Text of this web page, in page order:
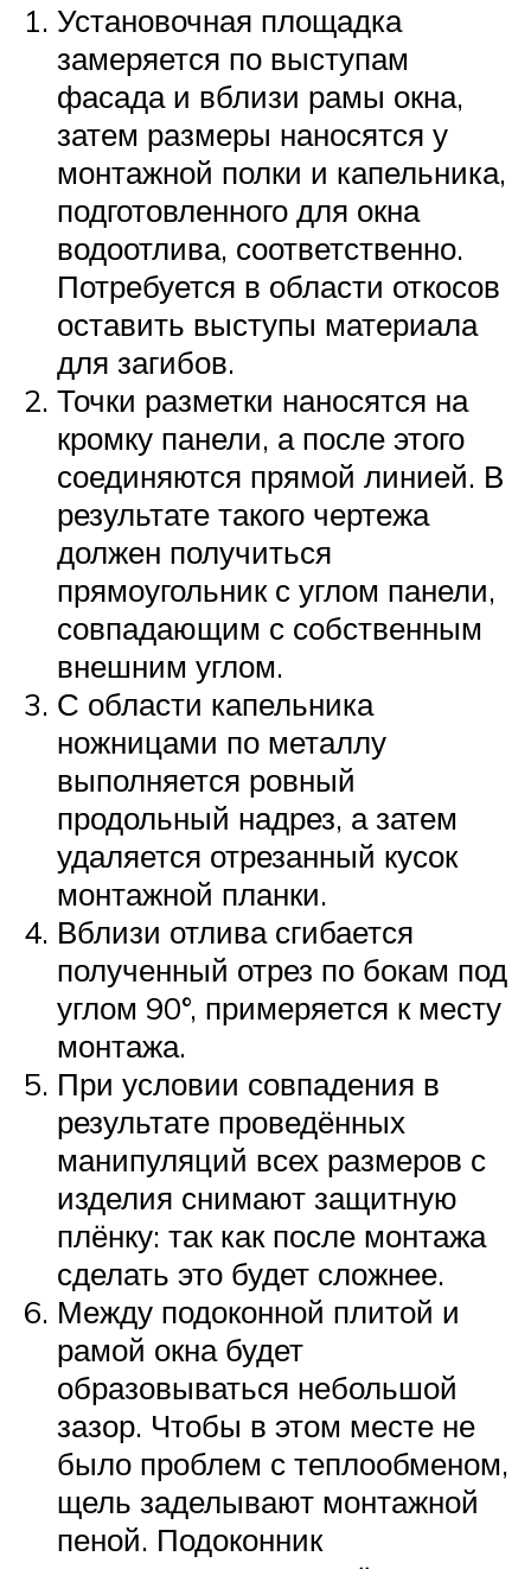
Установочная площадка
замеряется по выступам
фасада и вблизи рамы окна,
затем размеры наносятся у
монтажной полки и капельника,
подготовленного для окна
водоотлива, соответственно.
Потребуется в области откосов
оставить выступы материала
для загибов.
Точки разметки наносятся на
кромку панели, а после этого
соединяются прямой линией. В
результате такого чертежа
должен получиться
прямоугольник с углом панели,
совпадающим с собственным
внешним углом.
С области капельника
ножницами по металлу
выполняется ровный
продольный надрез, а затем
удаляется отрезанный кусок
монтажной планки.
Вблизи отлива сгибается
полученный отрез по бокам под
углом 90°, примеряется к месту
монтажа.
При условии совпадения в
результате проведённых
манипуляций всех размеров с
изделия снимают защитную
плёнку: так как после монтажа
сделать это будет сложнее.
Между подоконной плитой и
рамой окна будет
образовываться небольшой
зазор. Чтобы в этом месте не
было проблем с теплообменом,
щель заделывают монтажной
пеной. Подоконник